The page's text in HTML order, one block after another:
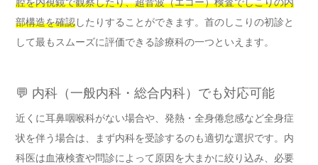
部構造を確認したりすることができます。首のしこりの初診と
して最もスムーズに評価できる診療科の一つといえます。
💬 内科（一般内科・総合内科）でも対応可能
近くに耳鼻咽喉科がない場合や、発熱・全身倦怠感など全身症
状を伴う場合は、まず内科を受診するのも適切な選択です。内
科医は血液検査や問診によって原因を大まかに絞り込み、必要